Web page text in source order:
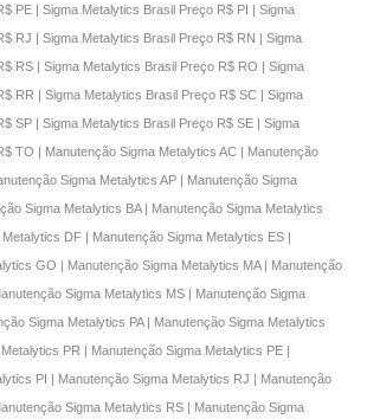
PE | Sigma Metalytics Brasil Preço R$ PI | Sigma
RJ | Sigma Metalytics Brasil Preço R$ RN | Sigma
RS | Sigma Metalytics Brasil Preço R$ RO | Sigma
RR | Sigma Metalytics Brasil Preço R$ SC | Sigma
SP | Sigma Metalytics Brasil Preço R$ SE | Sigma
TO | Manutenção Sigma Metalytics AC | Manutenção
Sigma Metalytics AP | Manutenção Sigma
Sigma Metalytics BA | Manutenção Sigma Metalytics
DF | Manutenção Sigma Metalytics ES |
GO | Manutenção Sigma Metalytics MA | Manutenção
Sigma Metalytics MS | Manutenção Sigma
Sigma Metalytics PA | Manutenção Sigma Metalytics
PR | Manutenção Sigma Metalytics PE |
PI | Manutenção Sigma Metalytics RJ | Manutenção
Sigma Metalytics RS | Manutenção Sigma